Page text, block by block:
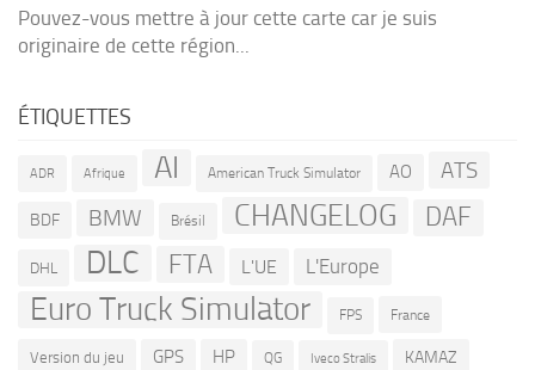
Pouvez-vous mettre à jour cette carte car je suis
originaire de cette région...
ÉTIQUETTES
ADR Afrique AI American Truck Simulator AO ATS
BDF BMW Brésil CHANGELOG DAF
DHL DLC FTA L'UE L'Europe
Euro Truck Simulator FPS France
Version du jeu GPS HP QG Iveco Stralis KAMAZ